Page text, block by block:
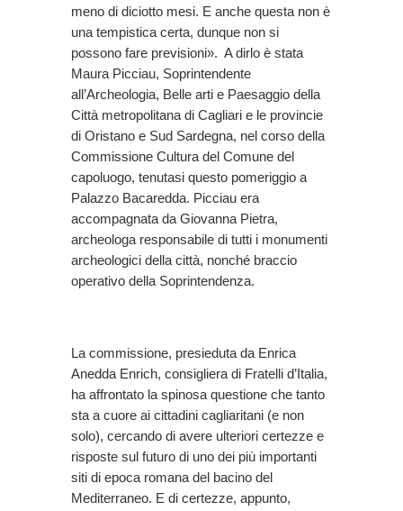
meno di diciotto mesi. E anche questa non è
una tempistica certa, dunque non si
possono fare previsioni». A dirlo è stata
Maura Picciau, Soprintendente
all’Archeologia, Belle arti e Paesaggio della
Città metropolitana di Cagliari e le provincie
di Oristano e Sud Sardegna, nel corso della
Commissione Cultura del Comune del
capoluogo, tenutasi questo pomeriggio a
Palazzo Bacaredda. Picciau era
accompagnata da Giovanna Pietra,
archeologa responsabile di tutti i monumenti
archeologici della città, nonché braccio
operativo della Soprintendenza.
La commissione, presieduta da Enrica
Anedda Enrich, consigliera di Fratelli d’Italia,
ha affrontato la spinosa questione che tanto
sta a cuore ai cittadini cagliaritani (e non
solo), cercando di avere ulteriori certezze e
risposte sul futuro di uno dei più importanti
siti di epoca romana del bacino del
Mediterraneo. E di certezze, appunto,